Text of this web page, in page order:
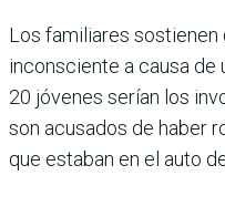
Los familiares sostienen
inconsciente a causa de
20 jóvenes serían los
son acusados de haber
que estaban en el auto